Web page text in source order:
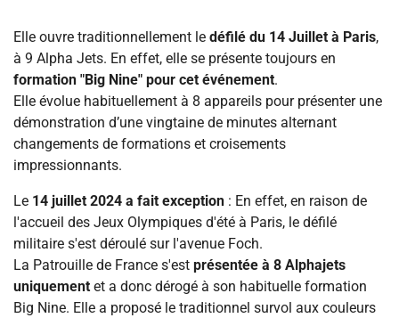
Elle ouvre traditionnellement le défilé du 14 Juillet à Paris,
à 9 Alpha Jets. En effet, elle se présente toujours en
formation "Big Nine" pour cet événement.
Elle évolue habituellement à 8 appareils pour présenter une
démonstration d’une vingtaine de minutes alternant
changements de formations et croisements
impressionnants.
Le 14 juillet 2024 a fait exception : En effet, en raison de
l'accueil des Jeux Olympiques d'été à Paris, le défilé
militaire s'est déroulé sur l'avenue Foch.
La Patrouille de France s'est présentée à 8 Alphajets
uniquement et a donc dérogé à son habituelle formation
Big Nine. Elle a proposé le traditionnel survol aux couleurs